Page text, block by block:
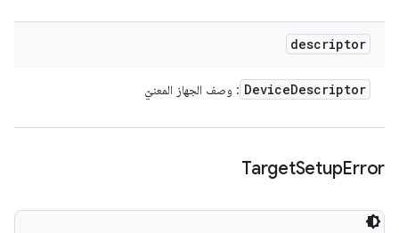
descriptor
DeviceDescriptor : وصف الجهاز المعنيّ
TargetSetupError